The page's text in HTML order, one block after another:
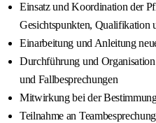
Einsatz und Koordination der
Gesichtspunkten, Qualifikation
Einarbeitung und Anleitung
Durchführung und
und Fallbesprechungen
Mitwirkung bei der
Teilnahme an